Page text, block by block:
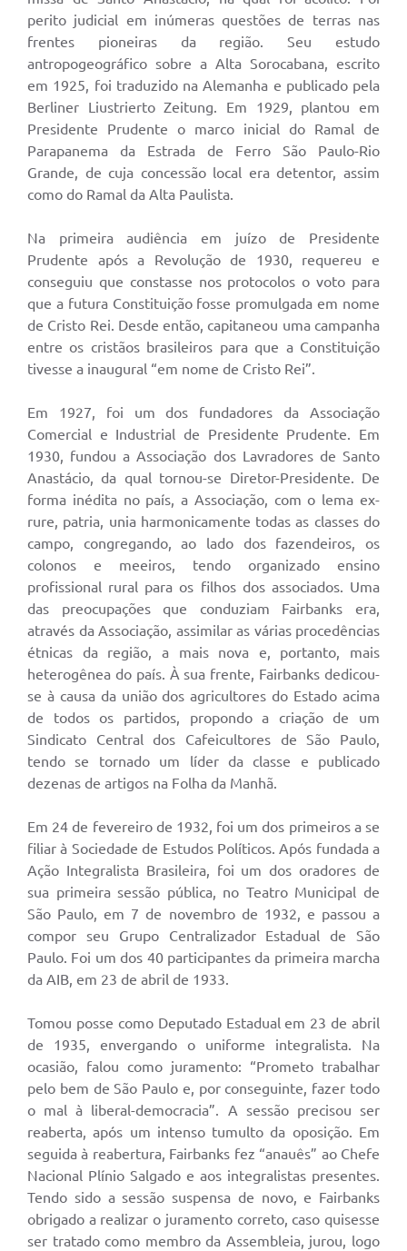
perito judicial em inúmeras questões de terras nas
frentes pioneiras da região. Seu estudo
antropogeográfico sobre a Alta Sorocabana, escrito
em 1925, foi traduzido na Alemanha e publicado pela
Berliner Liustrierto Zeitung. Em 1929, plantou em
Presidente Prudente o marco inicial do Ramal de
Parapanema da Estrada de Ferro São Paulo-Rio
Grande, de cuja concessão local era detentor, assim
como do Ramal da Alta Paulista.
Na primeira audiência em juízo de Presidente
Prudente após a Revolução de 1930, requereu e
conseguiu que constasse nos protocolos o voto para
que a futura Constituição fosse promulgada em nome
de Cristo Rei. Desde então, capitaneou uma campanha
entre os cristãos brasileiros para que a Constituição
tivesse a inaugural “em nome de Cristo Rei”.
Em 1927, foi um dos fundadores da Associação
Comercial e Industrial de Presidente Prudente. Em
1930, fundou a Associação dos Lavradores de Santo
Anastácio, da qual tornou-se Diretor-Presidente. De
forma inédita no país, a Associação, com o lema ex-
rure, patria, unia harmonicamente todas as classes do
campo, congregando, ao lado dos fazendeiros, os
colonos e meeiros, tendo organizado ensino
profissional rural para os filhos dos associados. Uma
das preocupações que conduziam Fairbanks era,
através da Associação, assimilar as várias procedências
étnicas da região, a mais nova e, portanto, mais
heterogênea do país. À sua frente, Fairbanks dedicou-
se à causa da união dos agricultores do Estado acima
de todos os partidos, propondo a criação de um
Sindicato Central dos Cafeicultores de São Paulo,
tendo se tornado um líder da classe e publicado
dezenas de artigos na Folha da Manhã.
Em 24 de fevereiro de 1932, foi um dos primeiros a se
filiar à Sociedade de Estudos Políticos. Após fundada a
Ação Integralista Brasileira, foi um dos oradores de
sua primeira sessão pública, no Teatro Municipal de
São Paulo, em 7 de novembro de 1932, e passou a
compor seu Grupo Centralizador Estadual de São
Paulo. Foi um dos 40 participantes da primeira marcha
da AIB, em 23 de abril de 1933.
Tomou posse como Deputado Estadual em 23 de abril
de 1935, envergando o uniforme integralista. Na
ocasião, falou como juramento: “Prometo trabalhar
pelo bem de São Paulo e, por conseguinte, fazer todo
o mal à liberal-democracia”. A sessão precisou ser
reaberta, após um intenso tumulto da oposição. Em
seguida à reabertura, Fairbanks fez “anauês” ao Chefe
Nacional Plínio Salgado e aos integralistas presentes.
Tendo sido a sessão suspensa de novo, e Fairbanks
obrigado a realizar o juramento correto, caso quisesse
ser tratado como membro da Assembleia, jurou, logo